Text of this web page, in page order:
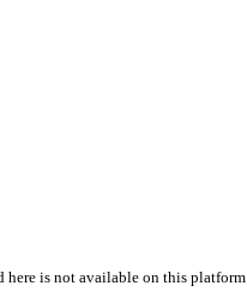
is not available on this platform.